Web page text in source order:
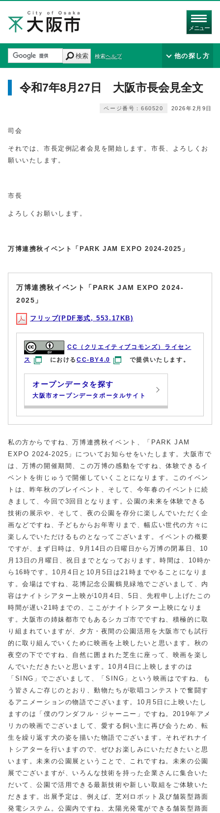
メニュー
検索 検索ヘルプ 他の探し方
令和7年8月27日 大阪市長会見全文
2026年2月9日
ページ番号：660520
司会
それでは、市長定例記者会見を開始します。市長、よろしくお
願いいたします。
市長
よろしくお願いします。
万博連携秋イベント「PARK JAM EXPO 2024-2025」
万博連携秋イベント「PARK JAM EXPO 2024-
2025」
フリップ(PDF形式, 553.17KB)
CC（クリエイティブコモンズ）ライセン
ス
におけるCC-BY4.0 で提供いたします。
オープンデータを探す
大阪市オープンデータポータルサイト
私の方からですね、万博連携秋イベント、「PARK JAM
EXPO 2024-2025」についてお知らせをいたします。大阪市で
は、万博の開催期間、この万博の感動をですね、体験できるイ
ベントを街じゅうで開催していくことになります。このイベン
トは、昨年秋のプレイベント、そして、今年春のイベントに続
きまして、今回で3回目となります。公園の未来を体験できる
技術の展示や、そして、夜の公園を存分に楽しんでいただく企
画などですね、子どもからお年寄りまで、幅広い世代の方々に
楽しんでいただけるものとなってございます。イベントの概要
ですが、まず日時は、9月14日の日曜日から万博の閉幕日、10
月13日の月曜日、祝日までとなっております。時間は、10時か
ら16時です。10月4日と10月5日は21時までやることになりま
す。会場はですね、花博記念公園鶴見緑地でございまして、内
容はナイトシアター上映が10月4日、5日、先程申し上げたこの
時間が遅い21時までの、ここがナイトシアター上映になりま
す。大阪市の姉妹都市でもあるシカゴ市でですね、積極的に取
り組まれていますが、夕方・夜間の公園活用を大阪市でも試行
的に取り組んでいくために映画を上映したいと思います。秋の
夜空の下でですね、自然に囲まれた芝生に座って、映画を楽し
んでいただきたいと思います。10月4日に上映しますのは
「SING」でございまして、「SING」という映画はですね、も
う皆さんご存じのとおり、動物たちが歌唱コンテストで奮闘す
るアニメーションの物語でございます。10月5日に上映いたし
ますのは「僕のワンダフル・ジャーニー」ですね。2019年アメ
リカの映画でございまして、愛する飼い主に再び会うため、転
生を繰り返す犬の姿を描いた物語でございます。それぞれナイ
トシアターを行いますので、ぜひお楽しみにいただきたいと思
います。未来の公園展ということで、これですね。未来の公園
展でございますが、いろんな技術を持った企業さんに集合いた
だいて、公園で活用できる最新技術や新しい取組をご体験いた
だきます。出展予定は、例えば、芝刈ロボット及び舗装型路面
発電システム。公園内ですね、太陽光発電ができる舗装型路面